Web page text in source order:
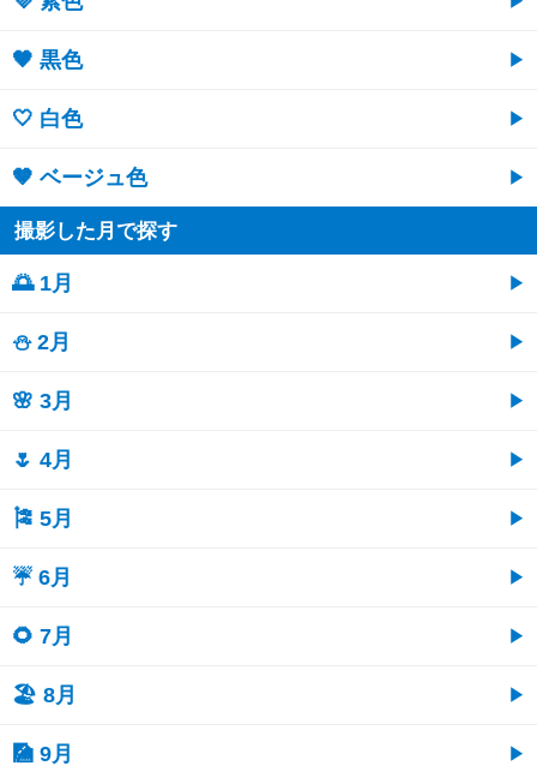
🖤 黒色
🤍 白色
🤎 ベージュ色
撮影した月で探す
🌅 1月
⛄ 2月
🌸 3月
🌷 4月
🎏 5月
☔ 6月
🌻 7月
🏖 8月
🎑 9月